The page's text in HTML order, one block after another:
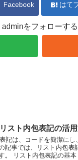
Facebook はて
adminをフォローする
スト内包表記の活
記は、コードを簡潔にし
記事では、リスト内包表
。 リスト内包表記の基